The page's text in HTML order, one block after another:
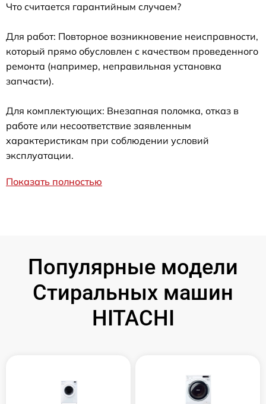
Что считается гарантийным случаем?
Для работ: Повторное возникновение неисправности,
который прямо обусловлен с качеством проведенного
ремонта (например, неправильная установка
запчасти).
Для комплектующих: Внезапная поломка, отказ в
работе или несоответствие заявленным
характеристикам при соблюдении условий
эксплуатации.
Показать полностью
Популярные модели
Стиральных машин
HITACHI